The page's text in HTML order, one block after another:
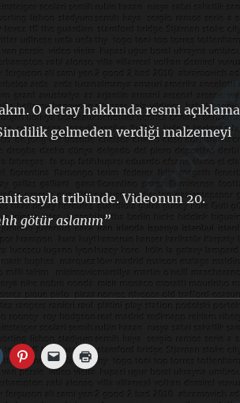
O detay hakkında resmi açıklama
gelmeden verdiği malzemeyi
tribünde. Videonun 20.
götür aslanım”